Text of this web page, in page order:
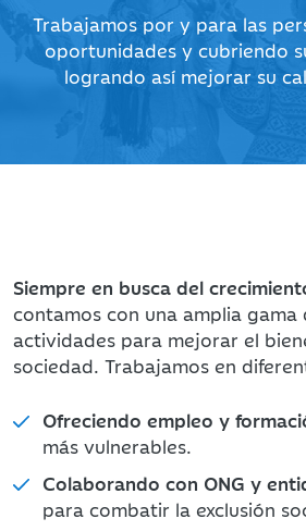
Trabajamos por y para las
oportunidades y cubriendo
logrando así mejorar su
Siempre en busca del
contamos con una amplia gama
actividades para mejorar el
sociedad. Trabajamos en
Ofreciendo empleo y
más vulnerables.
Colaborando con ONG y
para combatir la exclusión